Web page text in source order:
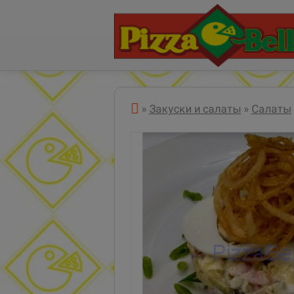
Все категории
» Закуски и салаты » Салаты